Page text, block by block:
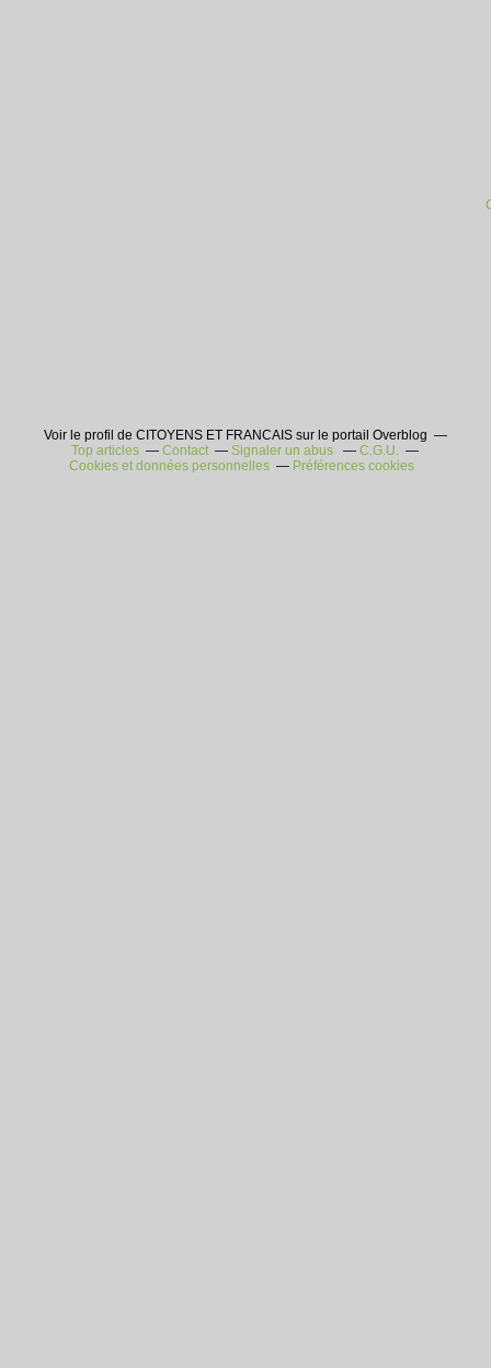
Voir le profil de CITOYENS ET FRANCAIS sur le portail Overblog
Top articles
Contact Signaler un abus
C.G.U.
Cookies et données personnelles
Préférences cookies